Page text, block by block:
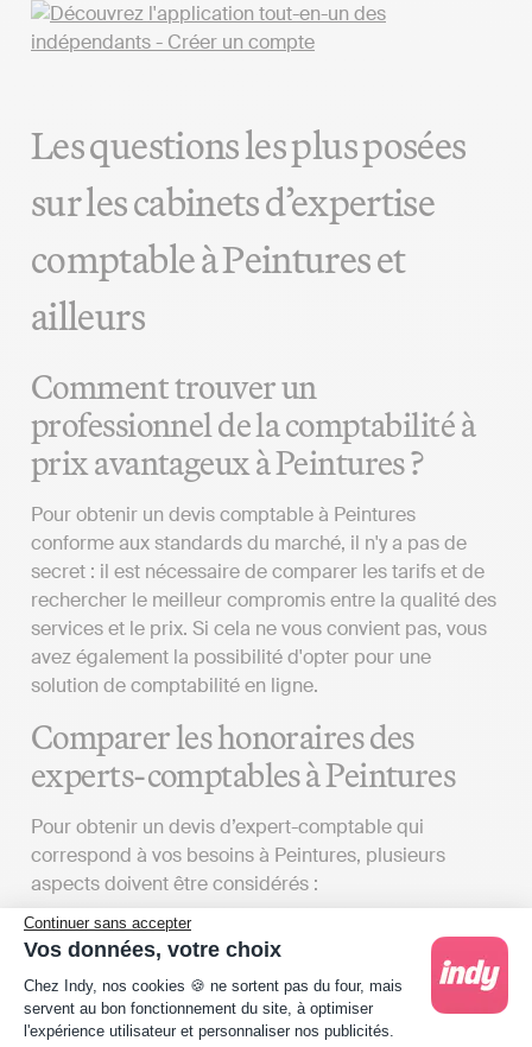
Continuer sans accepter
Vos données, votre choix
Plateforme de Gestion du Consentement :
Chez Indy, nos cookies 🍪 ne sortent pas du four, mais
servent au bon fonctionnement du site, à optimiser
l'expérience utilisateur et personnaliser nos publicités.
Les questions les plus posées
sur les cabinets d’expertise
comptable à Peintures et
ailleurs
Comment trouver un
professionnel de la comptabilité à
prix avantageux à Peintures ?
Pour obtenir un devis comptable à Peintures
conforme aux standards du marché, il n'y a pas de
secret : il est nécessaire de comparer les tarifs et de
rechercher le meilleur compromis entre la qualité des
services et le prix. Si cela ne vous convient pas, vous
avez également la possibilité d'opter pour une
solution de comptabilité en ligne.
Comparer les honoraires des
experts-comptables à Peintures
Pour obtenir un devis d’expert-comptable qui
correspond à vos besoins à Peintures, plusieurs
aspects doivent être considérés :
Vos attentes: Le coût des services proposés
par un cabinet d'expert-comptable peut
grandement varier en fonction du détail du
contrat que vous établirez avec eux. L'étendue